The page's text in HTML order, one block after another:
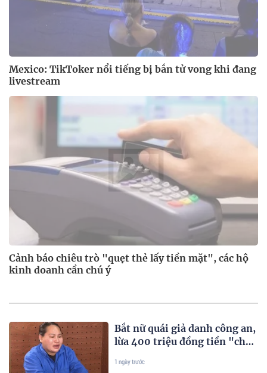
Mexico: TikToker nổi tiếng bị bắn tử vong khi đang
livestream
Cảnh báo chiêu trò "quẹt thẻ lấy tiền mặt", các hộ
kinh doanh cần chú ý
Bắt nữ quái giả danh công an,
lừa 400 triệu đồng tiền "chạy
1 ngày trước